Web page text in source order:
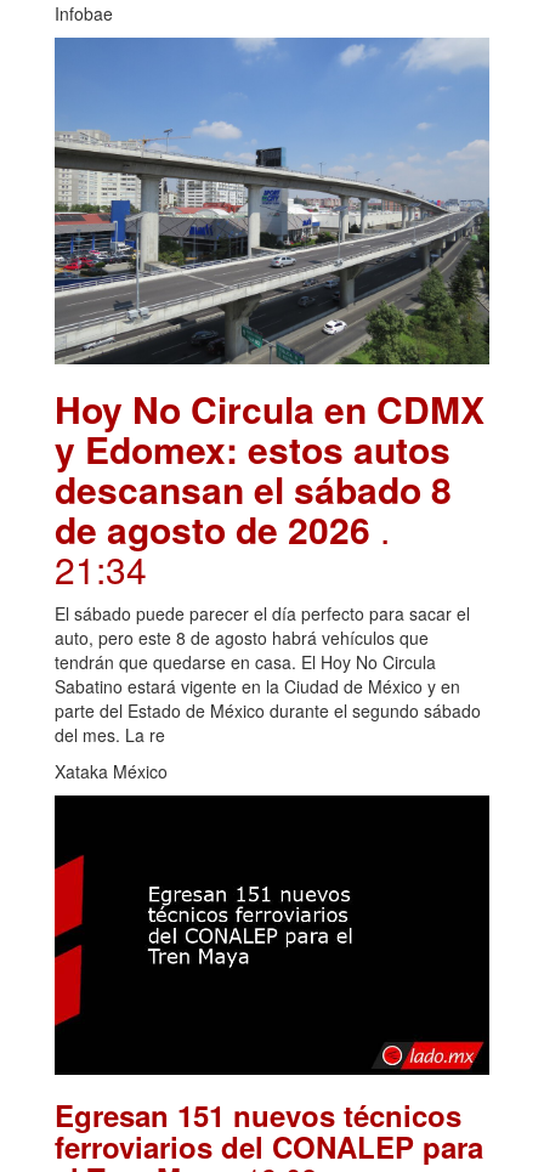
Infobae
Hoy No Circula en CDMX
y Edomex: estos autos
descansan el sábado 8
de agosto de 2026 .
21:34
El sábado puede parecer el día perfecto para sacar el
auto, pero este 8 de agosto habrá vehículos que
tendrán que quedarse en casa. El Hoy No Circula
Sabatino estará vigente en la Ciudad de México y en
parte del Estado de México durante el segundo sábado
del mes. La re
Xataka México
Egresan 151 nuevos técnicos
ferroviarios del CONALEP para